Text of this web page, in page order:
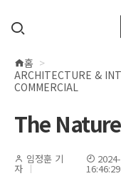
현
재
치
홈
ARCHITECTURE &
COMMERCIAL
The
임정훈 기
자 16:46:29